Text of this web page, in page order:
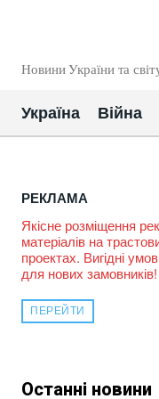
Новини України та
Україна Війна
РЕКЛАМА
Якісне розміщення
матеріалів на
проектах. Вигідні
для нових замовників!
ПЕРЕЙТИ
Останні новини